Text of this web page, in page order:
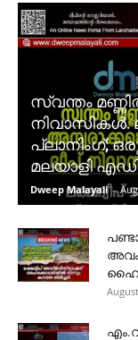
സ്വന്തം
നിവാസികൾ.
പ്ലാനിംഗ്;
മലയാളി
Dweep Malayali -